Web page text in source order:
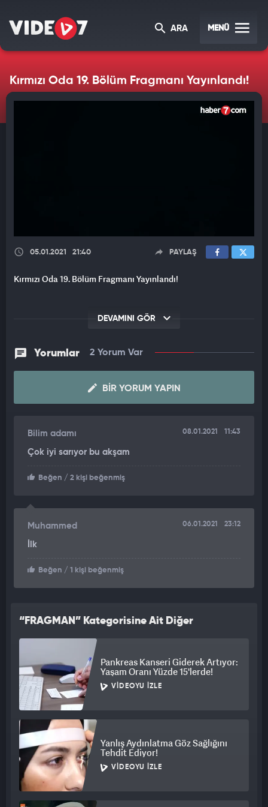
ARA MENÜ
Kırmızı Oda 19. Bölüm Fragmanı Yayınlandı!
05.01.2021 21:40 PAYLAŞ
Kırmızı Oda 19. Bölüm Fragmanı Yayınlandı!
DEVAMINI GÖR
Yorumlar 2 Yorum Var
BIR YORUM YAPIN
Bilim adamı 08.01.2021 11:43
Çok iyi sarıyor bu akşam
Beğen / 2 kişi beğenmiş
Muhammed 06.01.2021 23:12
İlk
Beğen / 1 kişi beğenmiş
“FRAGMAN” Kategorisine Ait Diğer
Videolar
Pankreas Kanseri Giderek Artıyor:
Yaşam Oranı Yüzde 15'lerde!
VIDEOYU İZLE
Yanlış Aydınlatma Göz Sağlığını
Tehdit Ediyor!
VIDEOYU İZLE